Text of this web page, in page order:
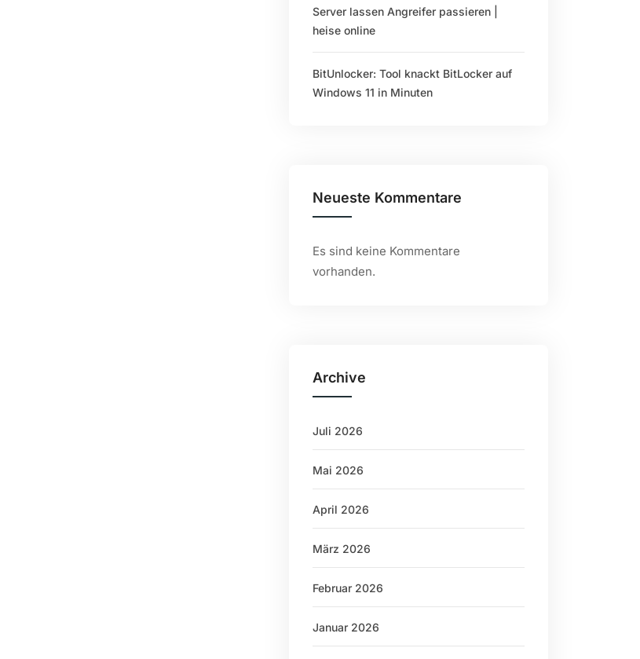
Server lassen Angreifer passieren |
heise online
BitUnlocker: Tool knackt BitLocker auf
Windows 11 in Minuten
Neueste Kommentare
Es sind keine Kommentare
vorhanden.
Archive
Juli 2026
Mai 2026
April 2026
März 2026
Februar 2026
Januar 2026